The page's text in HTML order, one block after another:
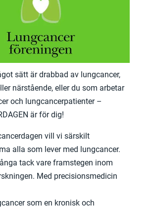
sätt är drabbad av lungcancer,
närstående, eller du som arbetar
och lungcancerpatienter –
är för dig!
vill vi särskilt
alla som lever med lungcancer.
tack vare framstegen inom
Med precisionsmedicin
som en kronisk och